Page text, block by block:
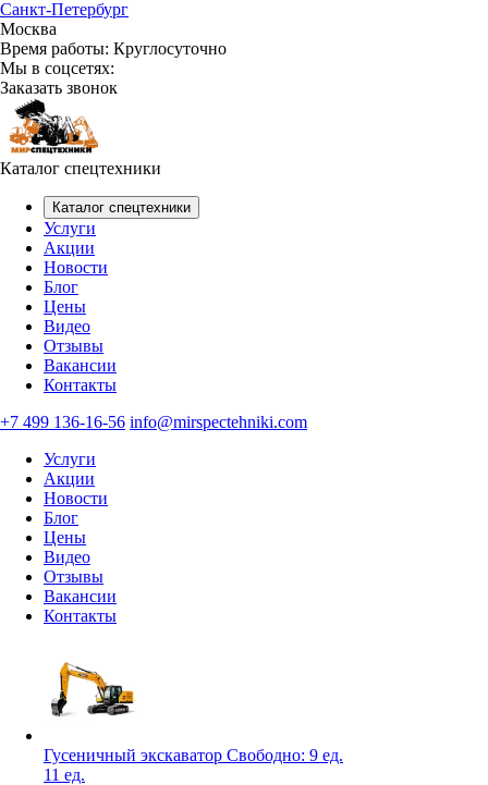
Санкт-Петербург
Москва
Время работы: Круглосуточно
Мы в соцсетях:
Заказать звонок
Каталог спецтехники
Каталог спецтехники
Услуги
Акции
Новости
Блог
Цены
Видео
Отзывы
Вакансии
Контакты
+7 499 136-16-56 info@mirspectehniki.com
Услуги
Акции
Новости
Блог
Цены
Видео
Отзывы
Вакансии
Контакты
Гусеничный экскаватор Свободно: 9 ед.
11 ед.